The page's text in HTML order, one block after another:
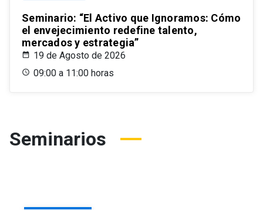
Seminario: “El Activo que Ignoramos: Cómo
el envejecimiento redefine talento,
mercados y estrategia”
19 de Agosto de 2026
09:00 a 11:00 horas
Seminarios